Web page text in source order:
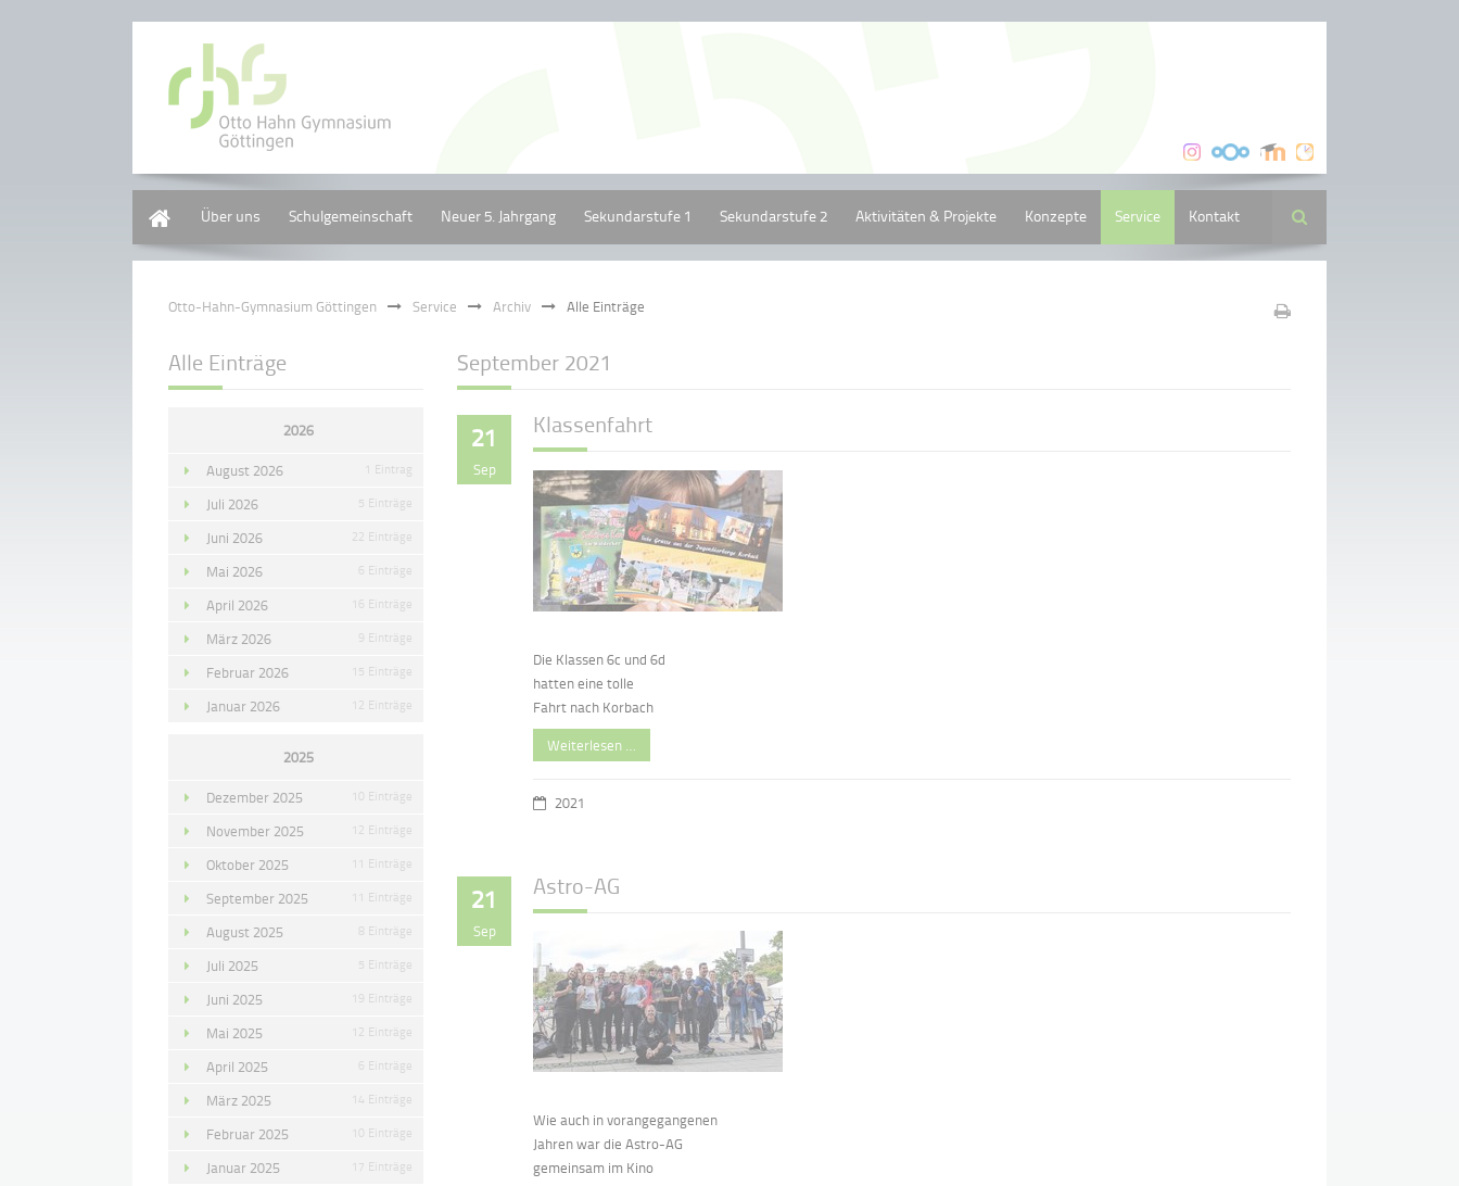
Über uns Schulgemeinschaft Neuer 5. Jahrgang Sekundarstufe 1 Sekundarstufe 2 Aktivitäten & Projekte Konzepte Service Kontakt Suche
Otto-Hahn-Gymnasium Göttingen Service Archiv Alle Einträge
September 2021
21
Sep
Klassenfahrt
Die Klassen 6c und 6d
hatten eine tolle
Fahrt nach Korbach
Weiterlesen …
2021
21
Sep
Astro-AG
Wie auch in vorangegangenen
Jahren war die Astro-AG
gemeinsam im Kino
Alle Einträge
2026
August 2026 1 Eintrag
Juli 2026 5 Einträge
Juni 2026 22 Einträge
Mai 2026 6 Einträge
April 2026 16 Einträge
März 2026 9 Einträge
Februar 2026 15 Einträge
Januar 2026 12 Einträge
2025
Dezember 2025 10 Einträge
November 2025 12 Einträge
Oktober 2025 11 Einträge
September 2025 11 Einträge
August 2025 8 Einträge
Juli 2025 5 Einträge
Juni 2025 19 Einträge
Mai 2025 12 Einträge
April 2025 6 Einträge
März 2025 14 Einträge
Februar 2025 10 Einträge
Januar 2025 17 Einträge